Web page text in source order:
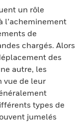
un rôle
l’acheminement
de
chargés. Alors
des
autre, les
vue de leur
types de
jumelés